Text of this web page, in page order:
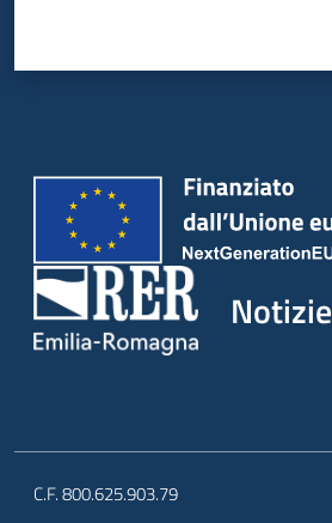
Notizie
C.F. 800.625.903.79